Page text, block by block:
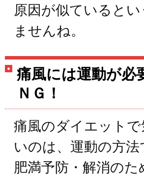
原因が似ていると
ませんね。
痛風には運動が
ＮＧ！
痛風のダイエット
いのは、運動の方法
肥満予防・解消の